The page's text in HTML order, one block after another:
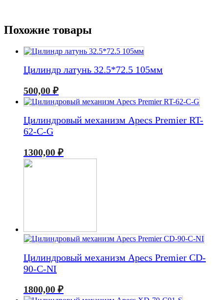
Похожие товары
Цилиндр латунь 32.5*72.5 105мм
500,00 ₽
Цилиндровый механизм Apecs Premier RT-
62-C-G
1300,00 ₽
Цилиндровый механизм Apecs Premier CD-
90-C-NI
1800,00 ₽